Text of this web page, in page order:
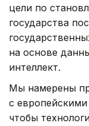
цели по
государства
на основе
интеллект.
Мы намерены
с
чтобы